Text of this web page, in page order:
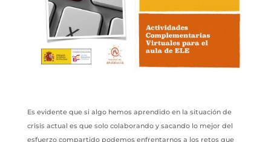
Es evidente que si algo hemos aprendido en la situación de
crisis actual es que solo colaborando y sacando lo mejor del
esfuerzo compartido podemos enfrentarnos a los retos que